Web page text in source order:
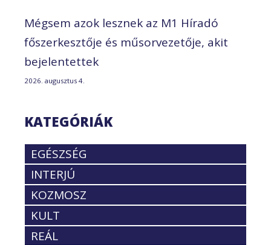
Mégsem azok lesznek az M1 Híradó
főszerkesztője és műsorvezetője, akit
bejelentettek
2026. augusztus 4.
KATEGÓRIÁK
EGÉSZSÉG
INTERJÚ
KOZMOSZ
KULT
REÁL